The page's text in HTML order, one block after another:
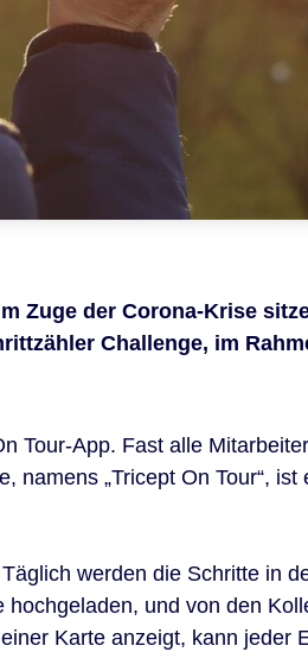
Zuge der Corona-Krise
Challenge, im
Tour-App. Fast alle
„Tricept On Tour“,
werden die Schritte in
und von den
Karte anzeigt, kann jeder